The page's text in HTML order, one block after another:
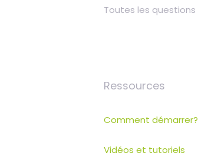
Toutes les questions
Ressources
Comment démarrer?
Vidéos et tutoriels